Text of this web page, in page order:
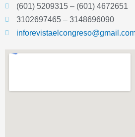
(601) 5209315 – (601) 4672651
3102697465 – 3148696090